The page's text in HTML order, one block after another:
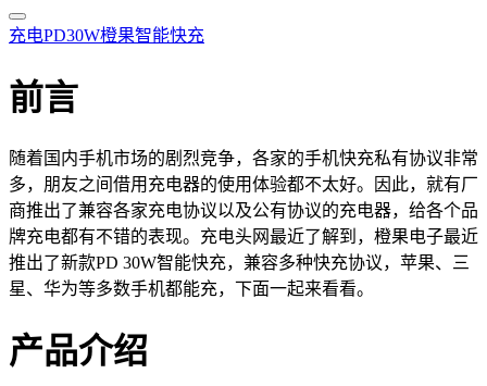
充电PD30W橙果智能快充
前言
随着国内手机市场的剧烈竞争，各家的手机快充私有协议非常
多，朋友之间借用充电器的使用体验都不太好。因此，就有厂
商推出了兼容各家充电协议以及公有协议的充电器，给各个品
牌充电都有不错的表现。充电头网最近了解到，橙果电子最近
推出了新款PD 30W智能快充，兼容多种快充协议，苹果、三
星、华为等多数手机都能充，下面一起来看看。
产品介绍